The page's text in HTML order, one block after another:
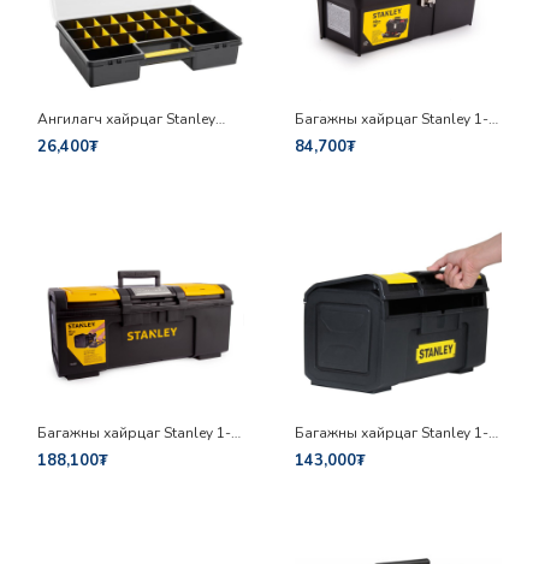
Ангилагч хайрцаг Stanley
STST81680-1
26,400₮
Багажны хайрцаг Stanley 1-
92-065
84,700₮
Багажны хайрцаг Stanley 1-
79-218
188,100₮
Багажны хайрцаг Stanley 1-
79-217
143,000₮